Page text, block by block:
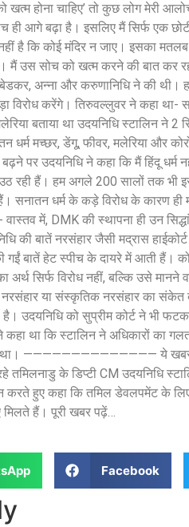
खत्म होना चाहिए’ तो कुछ लोग मेरी
ही आगे बढ़ा है। इसलिए मैं सिर्फ एक
है कि कोई मंदिर न जाए। इसका
मैं उस सोच को खत्म करने की बात कर
अन्ना और करुणानिधि ने की
विरोध करेंगे। तिरुवल्लुवर ने कहा था-
बताया था उदयनिधि स्टालिन ने
धर्म मच्छर, डेंगू, फीवर, मलेरिया और
बढ़ने पर उदयनिधि ने कहा कि मैं हिंदू
रही हैं। हम अगले 200 सालों तक भी
सनातन धर्म के कड़े विरोध के कारण
में, DMK की स्थापना ही उन
की बातें नरसंहार जैसी मद्रास
बातें हेट स्पीच के दायरे में आती हैं।
सिर्फ विरोध नहीं, बल्कि उसे
या संस्कृतिक नरसंहार का संकेत
है। उदयनिधि को सुप्रीम कोर्ट ने भी
कहा था कि स्टालिन ने अधिकारों का
था। —————————————— ये खबर
तमिलनाडु के डिप्टी CM उदयनिधि
हुए कहा कि तमिल डेवलपमेंट के
मिलते हैं। पूरी खबर पढ़ें…
Facebook